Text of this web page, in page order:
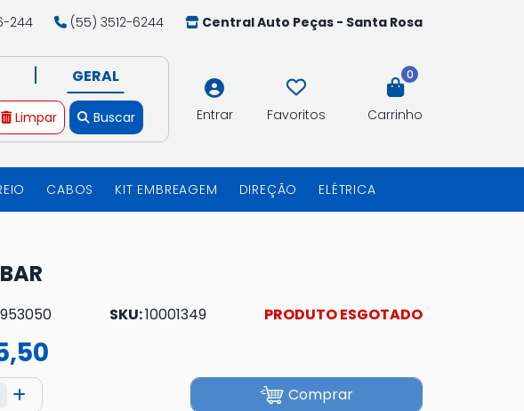
244 (55) 3512-6244
Central Auto Peças - Santa Rosa
| GERAL
Limpar Buscar Entrar Favoritos
0
Carrinho
CABOS KIT EMBREAGEM DIREÇÃO ELÉTRICA
SKU:10001349 PRODUTO ESGOTADO
Comprar